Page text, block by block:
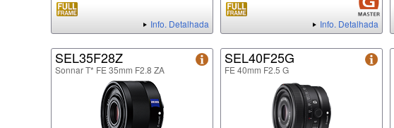
Info. Detalhada Info. Detalhada
SEL35F28Z
Sonnar T* FE 35mm F2.8 ZA
SEL40F25G
FE 40mm F2.5 G